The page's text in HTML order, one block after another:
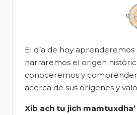
El día de hoy
narraremos el origen
conoceremos y
acerca de sus orígenes y
Xib ach tu jich mamtuxdha’